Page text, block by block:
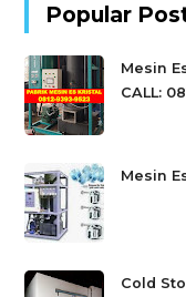
Popular
Mesin
CALL:
Mesin
Cold